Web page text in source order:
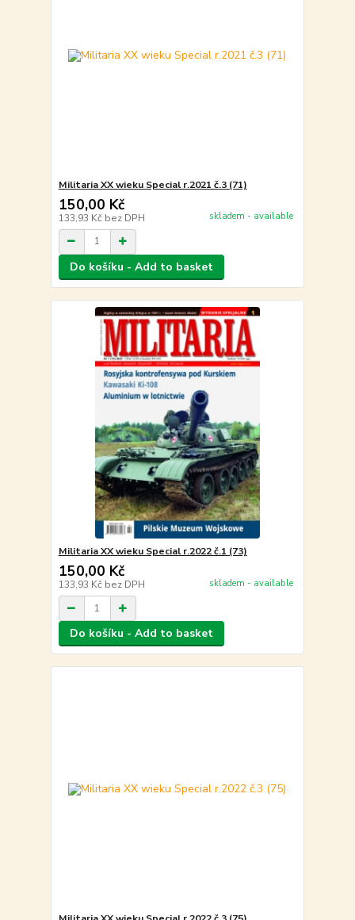
Militaria XX wieku Special r.2021 č.3 (71)
150,00 Kč
133,93 Kč bez DPH skladem - available
Do košíku - Add to basket
Militaria XX wieku Special r.2022 č.1 (73)
150,00 Kč
133,93 Kč bez DPH skladem - available
Do košíku - Add to basket